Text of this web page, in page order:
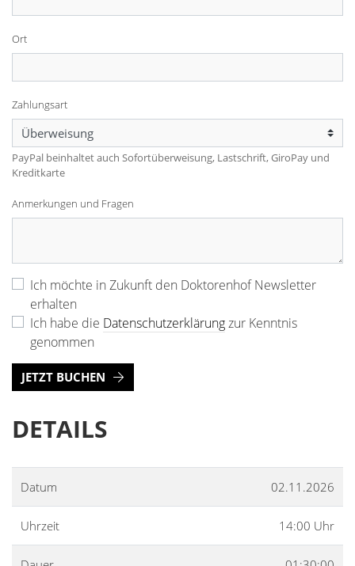
Ort
Zahlungsart
PayPal beinhaltet auch Sofortüberweisung, Lastschrift, GiroPay und
Kreditkarte
Anmerkungen und Fragen
Ich möchte in Zukunft den Doktorenhof Newsletter
erhalten
Ich habe die Datenschutzerklärungzur Kenntnis
genommen
JETZT BUCHEN
DETAILS
Datum 02.11.2026
Uhrzeit 14:00 Uhr